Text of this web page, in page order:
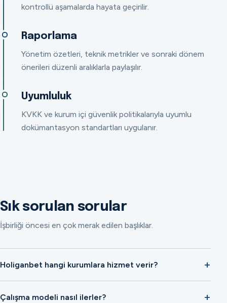
kontrollü aşamalarda hayata geçirilir.
Raporlama
Yönetim özetleri, teknik metrikler ve sonraki dönem
önerileri düzenli aralıklarla paylaşılır.
Uyumluluk
KVKK ve kurum içi güvenlik politikalarıyla uyumlu
dokümantasyon standartları uygulanır.
Sık sorulan sorular
İşbirliği öncesi en çok merak edilen başlıklar.
Holiganbet hangi kurumlara hizmet verir?
Çalışma modeli nasıl ilerler?